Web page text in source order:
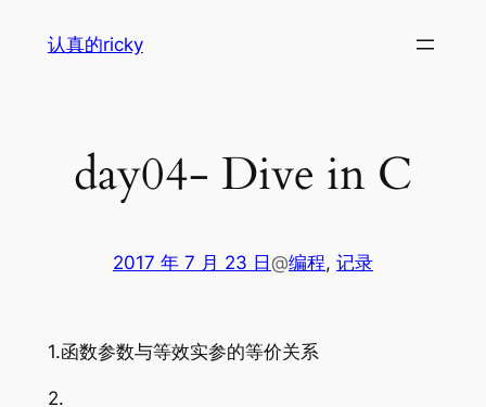
认真的ricky
day04- Dive in C
2017 年 7 月 23 日 @编程, 记录
1.函数参数与等效实参的等价关系
2.